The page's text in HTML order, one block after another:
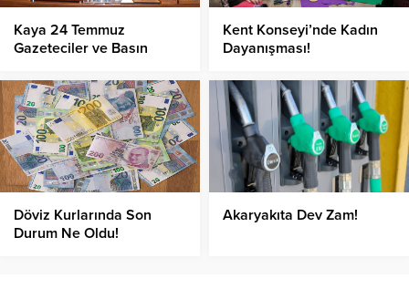
Kaya 24 Temmuz
Gazeteciler ve Basın
Kent Konseyi’nde Kadın
Dayanışması!
Döviz Kurlarında Son
Durum Ne Oldu!
Akaryakıta Dev Zam!